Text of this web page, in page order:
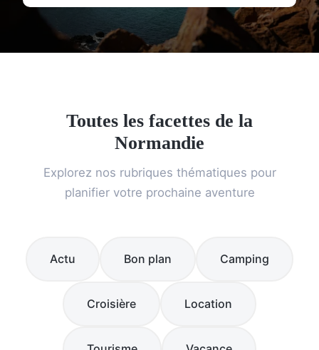
Toutes les facettes de la
Normandie
Explorez nos rubriques thématiques pour
planifier votre prochaine aventure
Actu Bon plan Camping
Croisière Location